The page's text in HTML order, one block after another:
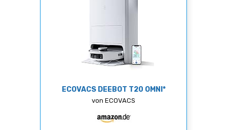
ECOVACS DEEBOT T20 OMNI*
von ECOVACS